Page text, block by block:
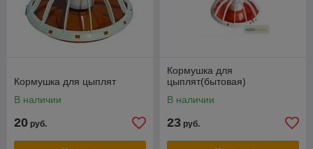
Кормушка для цыплят
В наличии
20 руб.
Кормушка для
цыплят(бытовая)
В наличии
23 руб.